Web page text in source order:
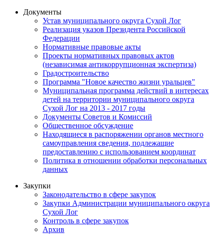
Документы
Устав муниципального округа Сухой Лог
Реализация указов Президента Российской
Федерации
Нормативные правовые акты
Проекты нормативных правовых актов
(независимая антикоррупционная экспертиза)
Градостроительство
Программа "Новое качество жизни уральцев"
Муниципальная программа действий в интересах
детей на территории муниципального округа
Сухой Лог на 2013 - 2017 годы
Документы Советов и Комиссий
Общественное обсуждение
Находящиеся в распоряжении органов местного
самоуправления сведения, подлежащие
предоставлению с использованием координат
Политика в отношении обработки персональных
данных
Закупки
Законодательство в сфере закупок
Закупки Администрации муниципального округа
Сухой Лог
Контроль в сфере закупок
Архив